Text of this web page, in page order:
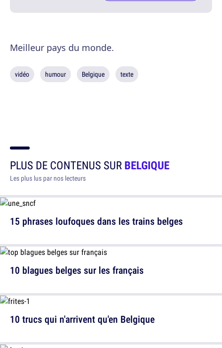
Meilleur pays du monde.
vidéo humour Belgique texte
PLUS DE CONTENUS SURBELGIQUE
Les plus lus par nos lecteurs
15 phrases loufoques dans les trains belges
10 trucs qui n'arrivent qu'en Belgique
10 blagues belges sur les français